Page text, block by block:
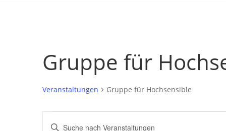
Gruppe für
Veranstaltungen Gruppe für Hochsensible
Veranstaltungen
Bitte